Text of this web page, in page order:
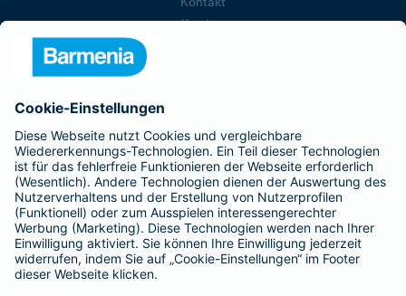
Karriere
Affiliate-Partner werden
Barmenia ist Teil der BarmeniaGothaer
BELIEBTE SEITEN
Kranken-Zusatzversicherung
Tierversicherungen
Haftpflichtversicherung
Hausratversicherung